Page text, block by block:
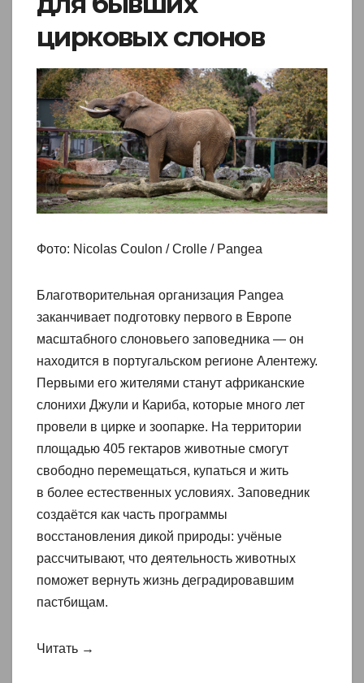
цирковых слонов
Фото: Nicolas Coulon / Crolle / Pangea
Благотворительная организация Pangea
заканчивает подготовку первого в Европе
масштабного слоновьего заповедника — он
находится в португальском регионе Алентежу.
Первыми его жителями станут африканские
слонихи Джули и Кариба, которые много лет
провели в цирке и зоопарке. На территории
площадью 405 гектаров животные смогут
свободно перемещаться, купаться и жить
в более естественных условиях. Заповедник
создаётся как часть программы
восстановления дикой природы: учёные
рассчитывают, что деятельность животных
поможет вернуть жизнь деградировавшим
пастбищам.
Читать →